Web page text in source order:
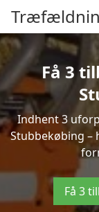
Få 3
Indhent 3
Stubbekøbing –
Få 3